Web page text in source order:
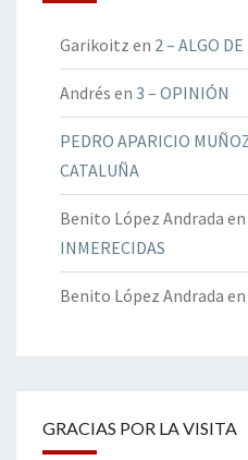
Garikoitz en 2 – ALGO DE
Andrés en 3 – OPINIÓN
PEDRO APARICIO
CATALUÑA
Benito López Andrada en
INMERECIDAS
Benito López Andrada en
GRACIAS POR LA VISITA